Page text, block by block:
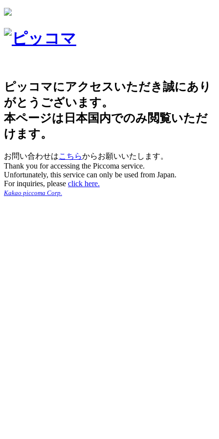
ピッコマにアクセスいただき誠にあり
がとうございます。
本ページは日本国内でのみ閲覧いただ
けます。
お問い合わせはこちらからお願いいたします。
Thank you for accessing the Piccoma service.
Unfortunately, this service can only be used from Japan.
For inquiries, please click here.
Kakao piccoma Corp.